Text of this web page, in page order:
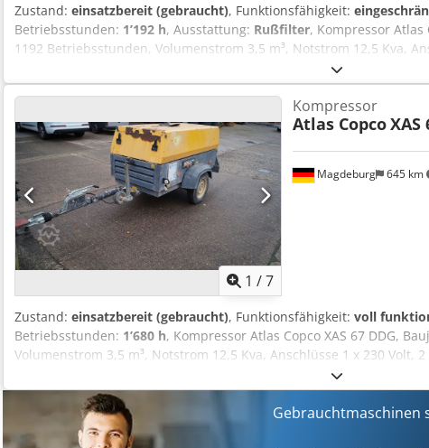
Zustand: einsatzbereit (gebraucht), Funktionsfähigkeit:
Betriebsstunden: 1’192 h, Ausstattung: Rußfilter, Kompressor Atlas
1192 Betriebsstunden, Volumenstrom 3,5 m³, Notstrom 12,5 Kva,
Ser.Nr.YA3062566B0165583, Zulassung vorhanden, bei dem
Nachschalt Rußfilter SMF-MR Dcodpjv Rbufefx Akvsk
1 /7
Magdeburg 645 km
Kompressor
Atlas CopcoXAS
Zustand: einsatzbereit (gebraucht), Funktionsfähigkeit: voll
Betriebsstunden: 1’680 h, Kompressor Atlas Copco XAS 67 DDG,
Volumenstrom 3,5 m³, Notstrom 12,5 Kva, Anschlüsse 1 x 230 Volt, 2
Gebrauchtmaschinen